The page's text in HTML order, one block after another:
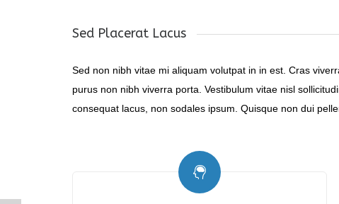
Sed Placerat Lacus
Sed non nibh vitae mi aliquam volutpat in in est. Cras
purus non nibh viverra porta. Vestibulum vitae nisl
consequat lacus, non sodales ipsum. Quisque non dui